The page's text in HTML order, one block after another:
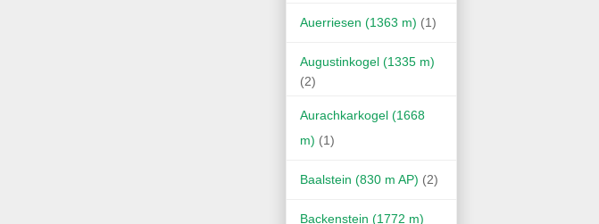
Auerriesen (1363 m) (1)
Augustinkogel (1335 m)
(2)
Aurachkarkogel (1668
m) (1)
Baalstein (830 m AP) (2)
Backenstein (1772 m)